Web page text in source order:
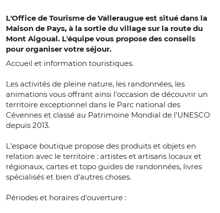
L'Office de Tourisme de Valleraugue est situé dans la
Maison de Pays, à la sortie du village sur la route du
Mont Aigoual. L'équipe vous propose des conseils
pour organiser votre séjour.
Accueil et information touristiques.
Les activités de pleine nature, les randonnées, les
animations vous offrant ainsi l'occasion de découvrir un
territoire exceptionnel dans le Parc national des
Cévennes et classé au Patrimoine Mondial de l'UNESCO
depuis 2013.
L'espace boutique propose des produits et objets en
relation avec le territoire : artistes et artisans locaux et
régionaux, cartes et topo guides de randonnées, livres
spécialisés et bien d'autres choses.
Périodes et horaires d'ouverture :